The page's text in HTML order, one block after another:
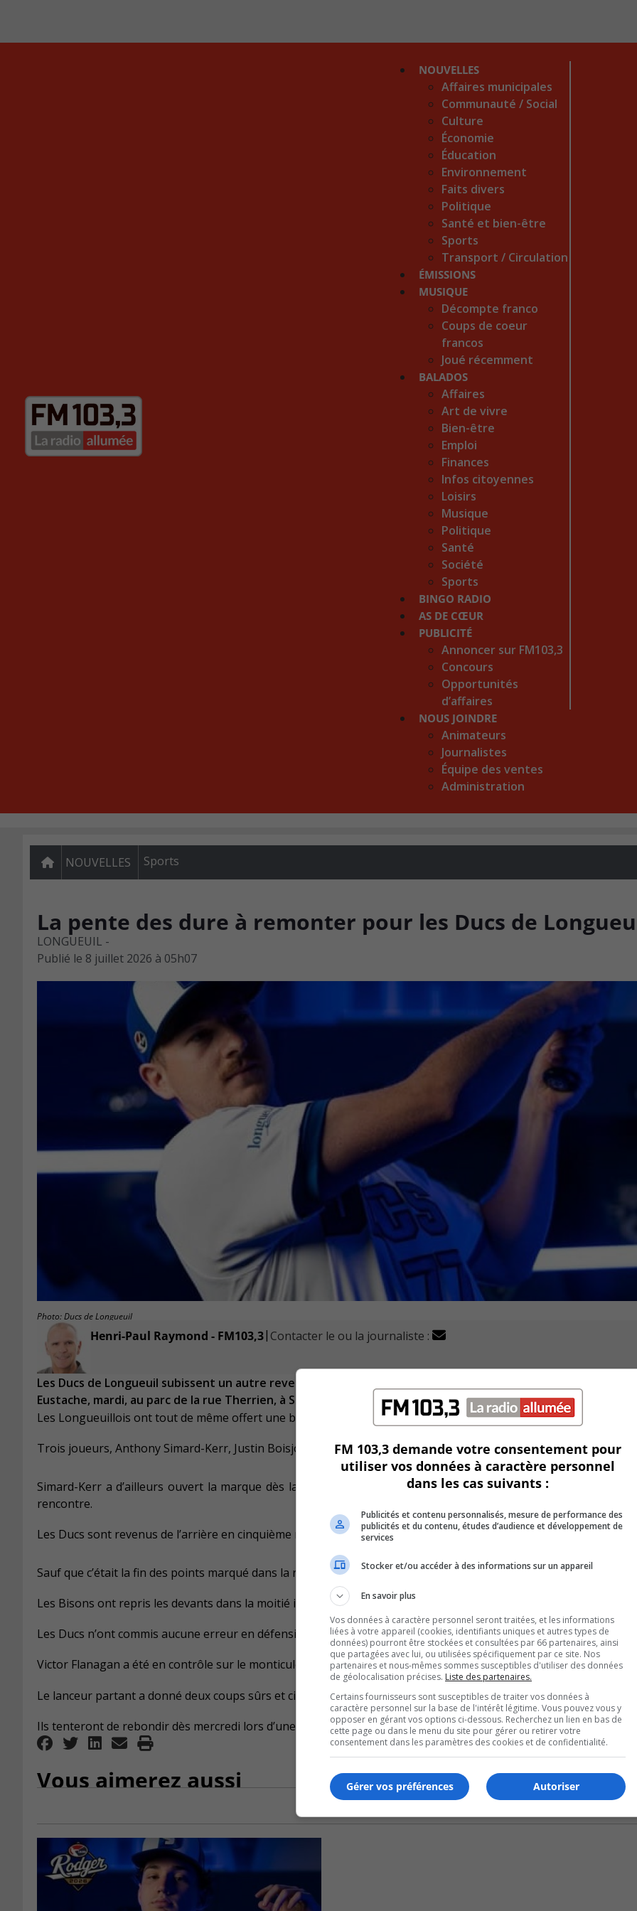
NOUVELLES
Affaires municipales
Communauté / Social
Culture
Économie
Éducation
Environnement
Faits divers
Politique
Santé et bien-être
Sports
Transport / Circulation
ÉMISSIONS
MUSIQUE
Décompte franco
Coups de coeur
francos
Joué récemment
BALADOS
Affaires
Art de vivre
Bien-être
Emploi
Finances
Infos citoyennes
Loisirs
Musique
Politique
Santé
Société
Sports
BINGO RADIO
AS DE CŒUR
PUBLICITÉ
Annoncer sur FM103,3
Concours
Opportunités
d’affaires
NOUS JOINDRE
Animateurs
Journalistes
Équipe des ventes
Administration
NOUVELLES Sports
La pente des dure à remonter pour les Ducs de
LONGUEUIL -
Publié le 8 juillet 2026 à 05h07
Photo: Ducs de Longueuil
Henri-Paul Raymond - FM103,3| Contacter le ou la journaliste :
Les Ducs de Longueuil subissent un autre revers, cette fois-ci, de 8 à 4 contre les Bisons Desjardins de Saint-
Eustache, mardi, au parc de la rue Therrien, à Saint-Eustache.
Les Longueuillois ont tout de même offert une bonne réplique avec une récolte de neuf coups sûrs.
Trois joueurs, Anthony Simard-Kerr, Justin Boisjoly et Olivier Dunn ont chacun frappé deux coups sûrs.
Simard-Kerr a d’ailleurs ouvert la marque dès la première manche avant de produire un total de trois points
rencontre.
Les Ducs sont revenus de l’arrière en cinquième manche pour créer l’égalité 4 à 4.
Sauf que c’était la fin des points marqué dans la rencontre pour Longueuil.
Les Bisons ont repris les devants dans la moitié inférieure de la manche avant de conserver leur avance jusqu’à
Les Ducs n’ont commis aucune erreur en défensive.
Victor Flanagan a été en contrôle sur le monticule pour les Ducs de Longueuil.
Le lanceur partant a donné deux coups sûrs et cinq points en quatre manches.
Ils tenteront de rebondir dès mercredi lors d’une visite aux Cardinals de LaSalle.
Vous aimerez aussi
FM 103,3 demande votre consentement pour
utiliser vos données à caractère personnel
dans les cas suivants :
Publicités et contenu personnalisés, mesure de performance des
publicités et du contenu, études d’audience et développement de
services
Stocker et/ou accéder à des informations sur un appareil
En savoir plus
Vos données à caractère personnel seront traitées, et les informations
liées à votre appareil (cookies, identifiants uniques et autres types de
données) pourront être stockées et consultées par 66 partenaires, ainsi
que partagées avec lui, ou utilisées spécifiquement par ce site. Nos
partenaires et nous-mêmes sommes susceptibles d'utiliser des données
de géolocalisation précises. Liste des partenaires.
Certains fournisseurs sont susceptibles de traiter vos données à
caractère personnel sur la base de l'intérêt légitime. Vous pouvez vous y
opposer en gérant vos options ci-dessous. Recherchez un lien en bas de
cette page ou dans le menu du site pour gérer ou retirer votre
consentement dans les paramètres des cookies et de confidentialité.
Autoriser
Gérer vos préférences